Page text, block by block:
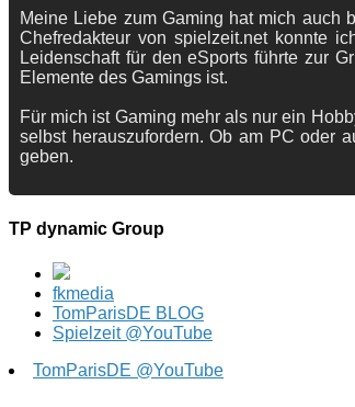
Meine Liebe zum Gaming hat mich auch
Chefredakteur von spielzeit.net konnte
Leidenschaft für den eSports führte zur
Elemente des Gamings ist.
Für mich ist Gaming mehr als nur ein
selbst herauszufordern. Ob am PC oder
geben.
TP dynamic Group
fkmedia
TomParisDE BLOG
Spielzeit @YouTube
TomParisDE @YouTube